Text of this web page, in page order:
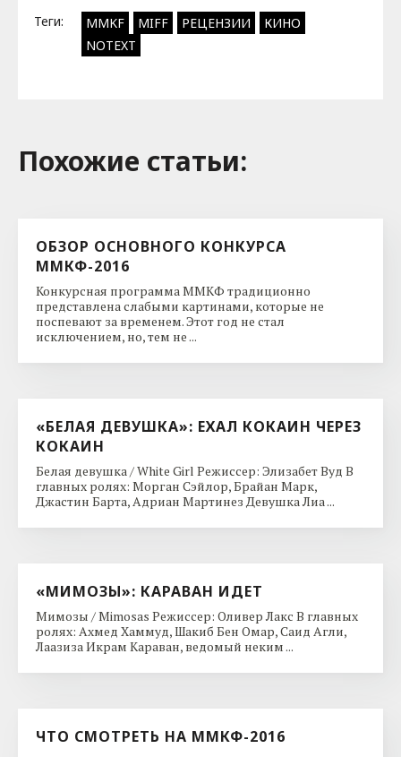
Теги: MMKF MIFF РЕЦЕНЗИИ
КИНО
NOTEXT
Похожие cтатьи:
ОБЗОР ОСНОВНОГО КОНКУРСА
ММКФ-2016
Конкурсная программа ММКФ традиционно
представлена слабыми картинами, которые не
поспевают за временем. Этот год не стал
исключением, но, тем не ...
«БЕЛАЯ ДЕВУШКА»: ЕХАЛ КОКАИН ЧЕРЕЗ
КОКАИН
Белая девушка / White Girl Режиссер: Элизабет Вуд В
главных ролях: Морган Сэйлор, Брайан Марк,
Джастин Барта, Адриан Мартинез Девушка Лиа ...
«МИМОЗЫ»: КАРАВАН ИДЕТ
Мимозы / Mimosas Режиссер: Оливер Лакс В главных
ролях: Ахмед Хаммуд, Шакиб Бен Омар, Саид Агли,
Лаазиза Икрам Караван, ведомый неким ...
ЧТО СМОТРЕТЬ НА ММКФ-2016